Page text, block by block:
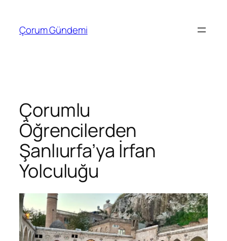
Çorum Gündemi
Çorumlu
Öğrencilerden
Şanlıurfa’ya İrfan
Yolculuğu